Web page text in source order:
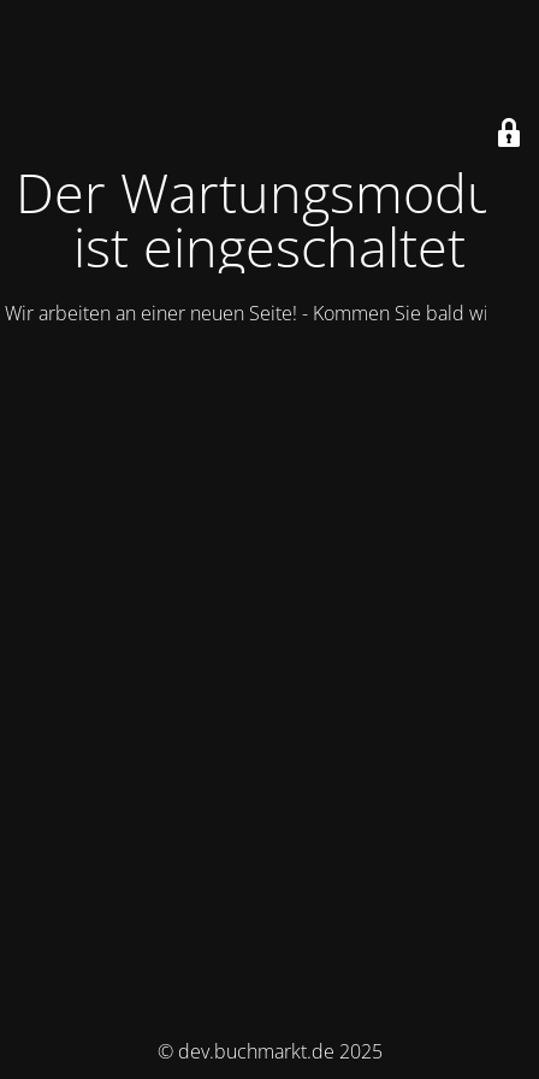
Der Wartungsmodus
ist eingeschaltet
Wir arbeiten an einer neuen Seite! - Kommen Sie bald wieder.
© dev.buchmarkt.de 2025